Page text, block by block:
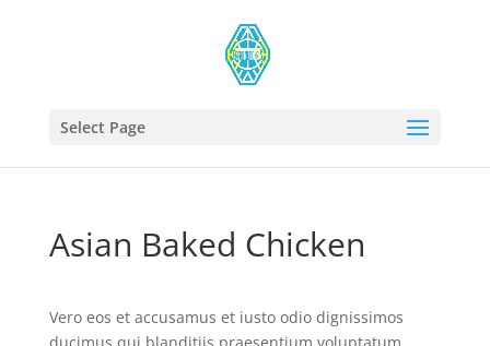
Select Page
Asian Baked Chicken
Vero eos et accusamus et iusto odio dignissimos